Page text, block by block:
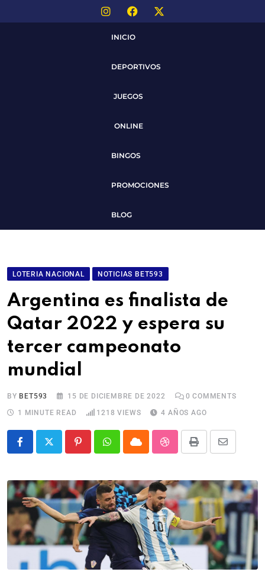
INICIO
DEPORTIVOS
JUEGOS
ONLINE
BINGOS
PROMOCIONES
BLOG
LOTERIA NACIONAL NOTICIAS BET593
Argentina es finalista de
Qatar 2022 y espera su
tercer campeonato
mundial
BY BET593 15 DE DICIEMBRE DE 2022 0 COMMENTS
1 MINUTE READ
1218 VIEWS 4 AÑOS AGO